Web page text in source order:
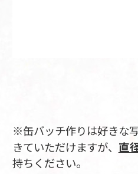
※缶バッチ作りは好きな
きていただけますが、 直
持ちください。